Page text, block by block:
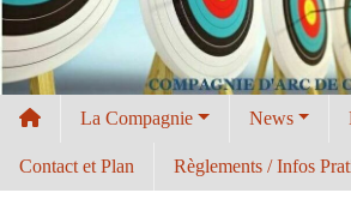
La Compagnie News
Contact et Plan Règlements / Infos
Panneau de gestion des cookies